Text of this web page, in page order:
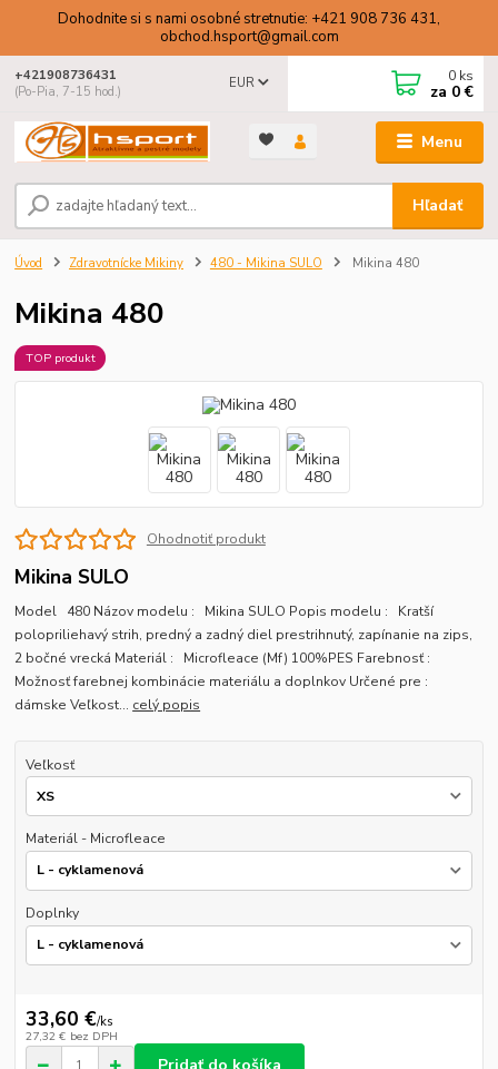
Dohodnite si s nami osobné stretnutie: +421 908 736 431,
obchod.hsport@gmail.com
Menu
EUR
Hľadať
+421908736431
(Po-Pia, 7-15 hod.)
0 ks
za 0 €
Úvod Zdravotnícke Mikiny 480 - Mikina SULO Mikina 480
Mikina 480
TOP produkt
Ohodnotiť produkt
Mikina SULO
Model 480 Názov modelu : Mikina SULO Popis modelu : Kratší
polopriliehavý strih, predný a zadný diel prestrihnutý, zapínanie na zips,
2 bočné vrecká Materiál : Microfleace (Mf) 100%PES Farebnosť :
Možnosť farebnej kombinácie materiálu a doplnkov Určené pre :
dámske Veľkost... celý popis
Veľkosť
Materiál - Microfleace
Doplnky
33,60 €/ks
27,32 € bez DPH